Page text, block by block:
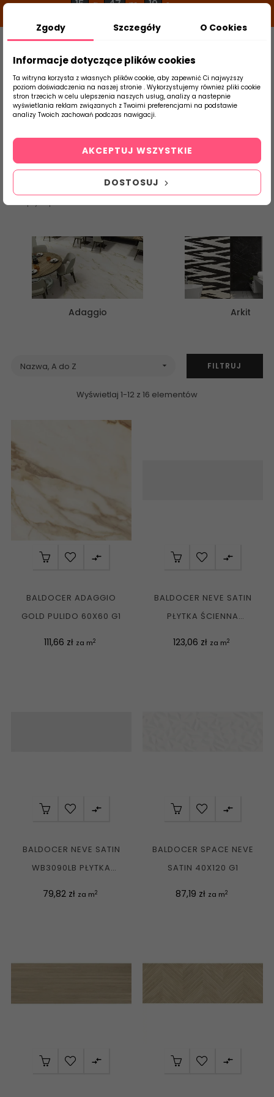
15 g 47 m 18 s
Szukaj
produktu
Strona Główna Płytki Łazienkowe
Baldocer
Firma Baldocer to hiszpański producent płytek z wieloletnim
doświadczeniem, dzięki któremu zdobyła tytuł lidera w swojej
branży. Kolekcje łazienkowe Baldocer dostępne w sprzedaży w
Adaggio Arkit
Nazwa, A do Z  FILTRUJ
Wyświetlaj 1-12 z 16 elementów

BALDOCER ADAGGIO
GOLD PULIDO 60X60 G1
Cena
111,66 zł za m2

BALDOCER NEVE SATIN
PŁYTKA ŚCIENNA
Cena
123,06 zł za m2

BALDOCER NEVE SATIN
WB3090LB PŁYTKA
Cena
79,82 zł za m2

BALDOCER SPACE NEVE
SATIN 40X120 G1
Cena
87,19 zł za m2
 
Zgody Szczegóły O Cookies
Informacje dotyczące plików cookies
Ta witryna korzysta z własnych plików cookie, aby zapewnić Ci najwyższy
poziom doświadczenia na naszej stronie . Wykorzystujemy również pliki cookie
stron trzecich w celu ulepszenia naszych usług, analizy a nastepnie
wyświetlania reklam związanych z Twoimi preferencjami na podstawie
analizy Twoich zachowań podczas nawigacji.
DOSTOSUJ
AKCEPTUJ WSZYSTKIE